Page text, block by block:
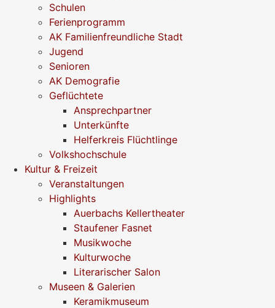
Schulen
Ferienprogramm
AK Familienfreundliche Stadt
Jugend
Senioren
AK Demografie
Geflüchtete
Ansprechpartner
Unterkünfte
Helferkreis Flüchtlinge
Volkshochschule
Kultur & Freizeit
Veranstaltungen
Highlights
Auerbachs Kellertheater
Staufener Fasnet
Musikwoche
Kulturwoche
Literarischer Salon
Museen & Galerien
Keramikmuseum